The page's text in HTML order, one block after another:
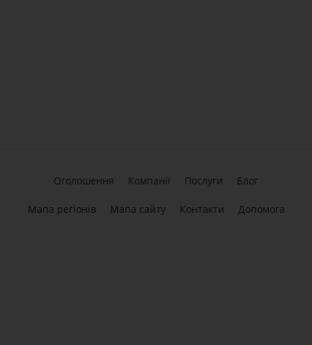
Оголошення Компанії Послуги Блог
Мапа регіонів Мапа сайту Контакти Допомога